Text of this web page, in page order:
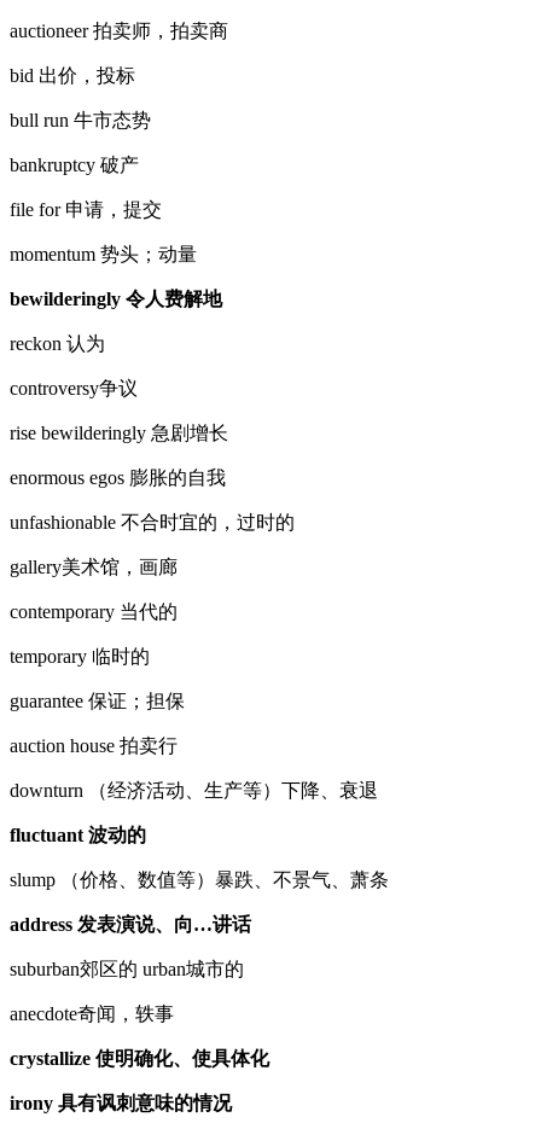
auctioneer 拍卖师，拍卖商
bid 出价，投标
bull run 牛市态势
bankruptcy 破产
file for 申请，提交
momentum 势头；动量
bewilderingly 令人费解地
reckon 认为
controversy争议
rise bewilderingly 急剧增长
enormous egos 膨胀的自我
unfashionable 不合时宜的，过时的
gallery美术馆，画廊
contemporary 当代的
temporary 临时的
guarantee 保证；担保
auction house 拍卖行
downturn （经济活动、生产等）下降、衰退
fluctuant 波动的
slump （价格、数值等）暴跌、不景气、萧条
address 发表演说、向…讲话
suburban郊区的 urban城市的
anecdote奇闻，轶事
crystallize 使明确化、使具体化
irony 具有讽刺意味的情况